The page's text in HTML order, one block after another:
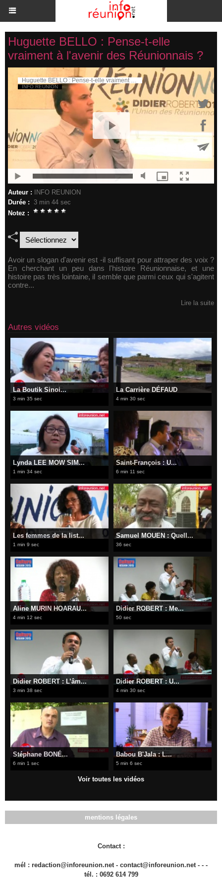
Huguette BELLO : Pense-t-elle
vraiment à l'avenir des Réunionnais ?
Auteur :
INFO REUNION
Durée :
3 min 44 sec
Notez :
Avoir un slogan d'avenir est -il suffisant pour attraper des voix ?
En cherchant un peu dans l'histoire Réunionnaise, et une
histoire pas très lointaine, il semble que parmi ceux qui s'agitent
contre...
Lire la suite
Autres vidéos
La Boutik Sinoi...
3 min 35 sec
La Carrière DÉFAUD
4 min 30 sec
Lynda LEE MOW SIM...
1 min 34 sec
Saint-François : U...
6 min 11 sec
Les femmes de la list...
1 min 9 sec
Samuel MOUEN : Quell...
36 sec
Aline MURIN HOARAU...
4 min 12 sec
Didier ROBERT : Me...
50 sec
Didier ROBERT : L’âm...
3 min 38 sec
Didier ROBERT : U...
4 min 30 sec
Stéphane BONÉ...
6 min 1 sec
Babou B'Jala : L...
5 min 6 sec
Voir toutes les vidéos
mentions légales
Contact :
mél : redaction@inforeunion.net - contact@inforeunion.net - - -
tél. : 0692 614 799